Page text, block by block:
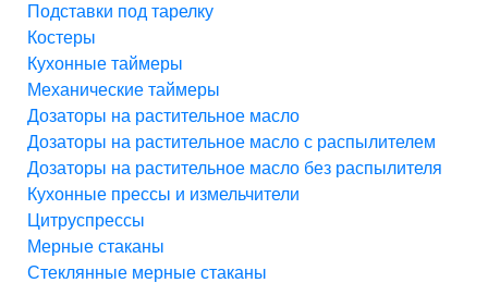
Подставки под тарелку
Костеры
Кухонные таймеры
Механические таймеры
Дозаторы на растительное масло
Дозаторы на растительное масло с распылителем
Дозаторы на растительное масло без распылителя
Кухонные прессы и измельчители
Цитруспрессы
Мерные стаканы
Стеклянные мерные стаканы